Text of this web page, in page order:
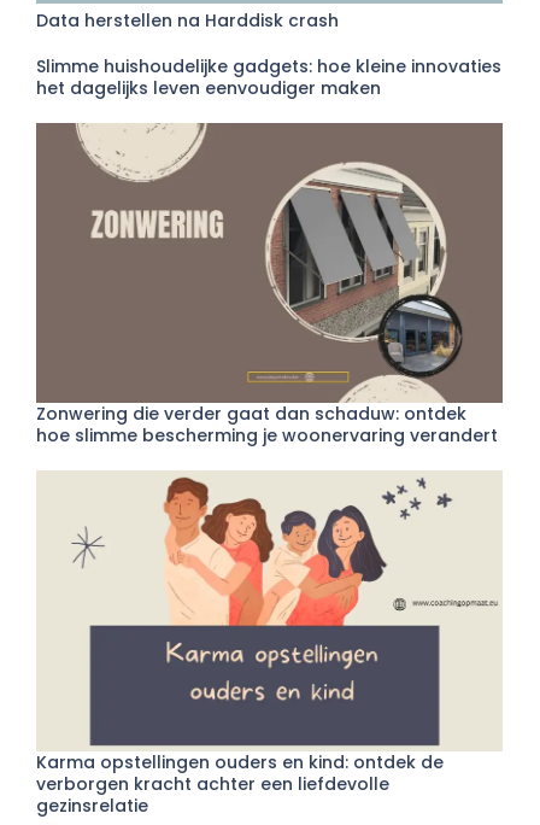
Data herstellen na Harddisk crash
Slimme huishoudelijke gadgets: hoe kleine innovaties
het dagelijks leven eenvoudiger maken
Zonwering die verder gaat dan schaduw: ontdek
hoe slimme bescherming je woonervaring verandert
Karma opstellingen ouders en kind: ontdek de
verborgen kracht achter een liefdevolle
gezinsrelatie